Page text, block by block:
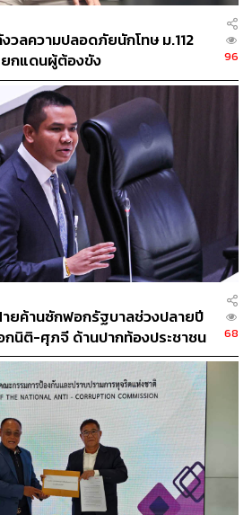
เทียบกับพรรคเพื่อไทยร่วมรัฐบาล
ขอให้ประชาชนตัดสินดีกว่า แต่ส่วน
ารเมืองที่ไม่เคยทรยศหักหลังใคร คน
มีเสียงวิจารณ์ ซึ่งไม่ใช่กรณีแรก แต่
เราคือ เราต้องทำเพื่อที่จะรับมือกับ
คมไทย กินรวบทุกอย่าง ไม่ต้องไป
อ สว. เป็นอย่างไร
ต่หลักการต้องถูกตั้งแต่กระดุม
ดนี้ ถ้าเราไม่พยายามที่จะรวมพลัง
บระบอบสีน้ำเงิน คำถามคือว่า
าที่กำลังดำเนินอยู่จะเป็นอย่างไร
พลังให้มากที่สุด ผมต้องเน้นย้ำ คือ
ทาง ทำวิธีการไหนก็ได้ ขอให้ได้มา
แบบนั้น สุดท้าย สิ่งที่ต้องทำให้เกิด
ดแรกให้ถูกต้องตั้งแต่วันนี้ หลักการที่
าก็ต้องเดินแบบนั้น
วลความปลอดภัยนักโทษ ม.112
กแดนผู้ต้องขัง
96
ยค้านซักฟอกรัฐบาลช่วงปลายปี
กนิติ-ศุภจี ด้านปากท้องประชาชน
68